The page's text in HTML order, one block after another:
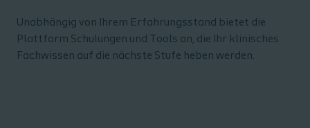
Unabhängig von Ihrem Erfahrungsstand bietet die
Plattform Schulungen und Tools an, die Ihr klinisches
Fachwissen auf die nächste Stufe heben werden.​